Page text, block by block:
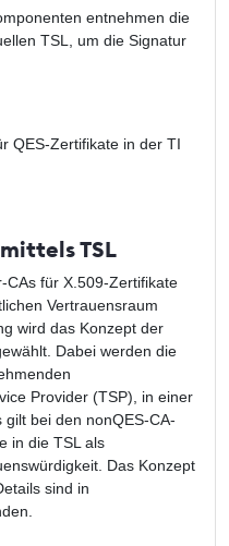
entnehmen die
TSL, um die Signatur
QES-Zertifikate in der TI
TSL
CAs für X.509-Zertifikate
Vertrauensraum
wird das Konzept der
Dabei werden die
Provider (TSP), in einer
bei den nonQES-CA-
in die TSL als
Das Konzept
sind in